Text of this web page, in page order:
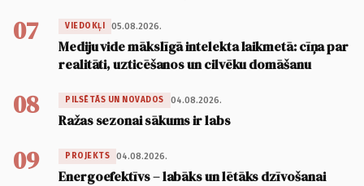
07 VIEDOKĻI 05.08.2026.
Mediju vide mākslīgā intelekta laikmetā: cīņa par
realitāti, uzticēšanos un cilvēku domāšanu
08 PILSĒTĀS UN NOVADOS 04.08.2026.
Ražas sezonai sākums ir labs
09 PROJEKTS 04.08.2026.
Energoefektīvs – labāks un lētāks dzīvošanai